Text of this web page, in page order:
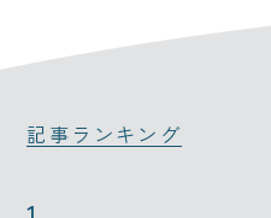
記事ランキング